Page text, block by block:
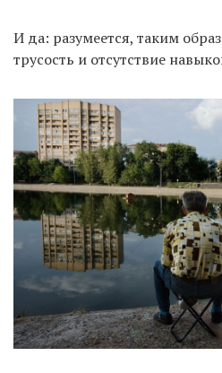
И да: разумеется, таким
трусость и отсутствие